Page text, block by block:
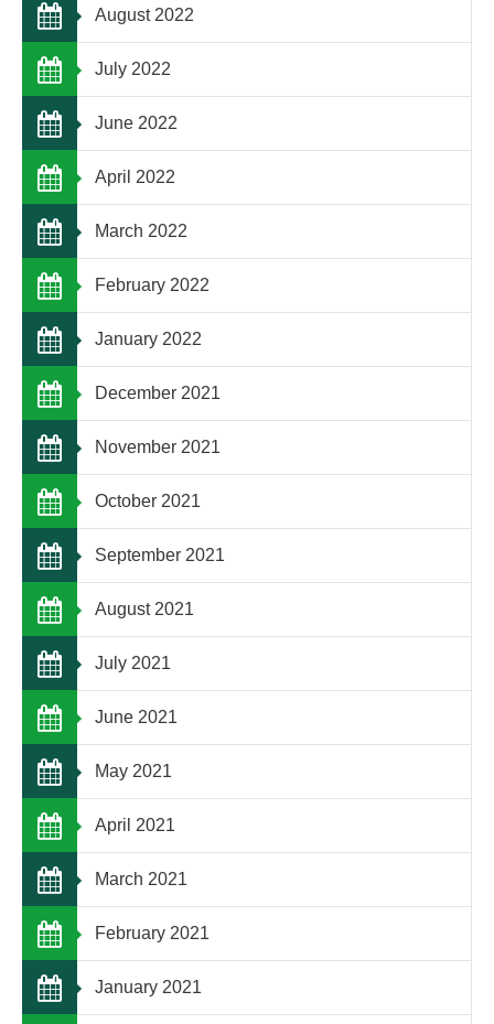
August 2022
July 2022
June 2022
April 2022
March 2022
February 2022
January 2022
December 2021
November 2021
October 2021
September 2021
August 2021
July 2021
June 2021
May 2021
April 2021
March 2021
February 2021
January 2021